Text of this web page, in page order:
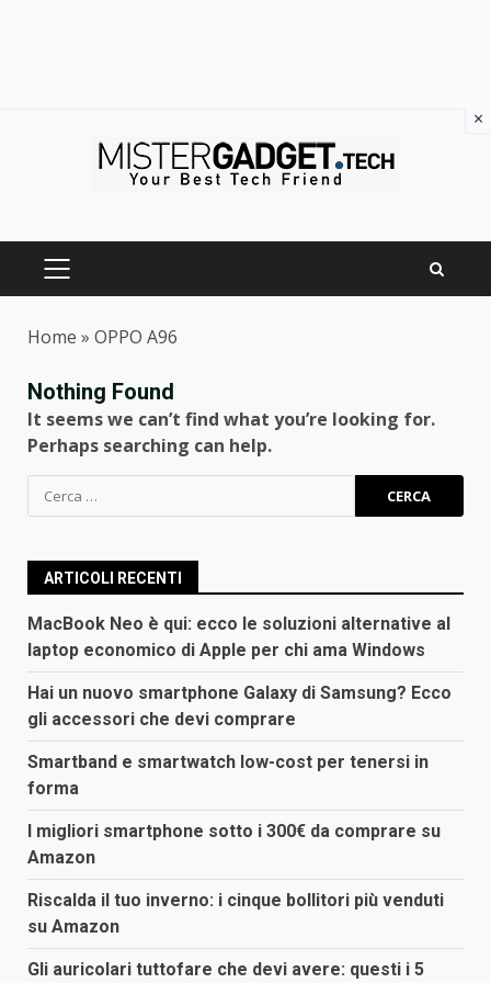
PRIMARY
Home » OPPO A96
Nothing Found
It seems we can’t find what you’re looking for.
Perhaps searching can help.
Ricerca
per:
ARTICOLI RECENTI
MacBook Neo è qui: ecco le soluzioni alternative al
laptop economico di Apple per chi ama Windows
Hai un nuovo smartphone Galaxy di Samsung? Ecco
gli accessori che devi comprare
Smartband e smartwatch low-cost per tenersi in
forma
I migliori smartphone sotto i 300€ da comprare su
Amazon
Riscalda il tuo inverno: i cinque bollitori più venduti
su Amazon
Gli auricolari tuttofare che devi avere: questi i 5
×